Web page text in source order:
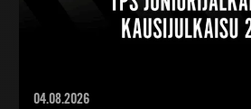
04.08.2026